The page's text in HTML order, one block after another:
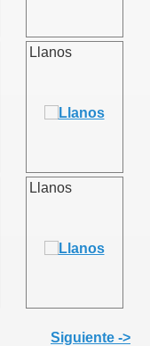
Llanos
Llanos
Siguiente ->